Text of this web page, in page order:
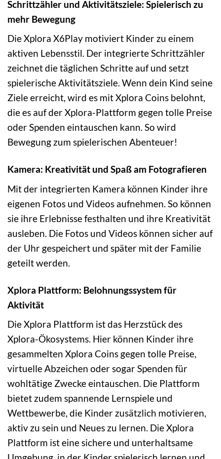
Schrittzähler und Aktivitätsziele: Spielerisch zu
mehr Bewegung
Die Xplora X6Play motiviert Kinder zu einem
aktiven Lebensstil. Der integrierte Schrittzähler
zeichnet die täglichen Schritte auf und setzt
spielerische Aktivitätsziele. Wenn dein Kind seine
Ziele erreicht, wird es mit Xplora Coins belohnt,
die es auf der Xplora-Plattform gegen tolle Preise
oder Spenden eintauschen kann. So wird
Bewegung zum spielerischen Abenteuer!
Kamera: Kreativität und Spaß am Fotografieren
Mit der integrierten Kamera können Kinder ihre
eigenen Fotos und Videos aufnehmen. So können
sie ihre Erlebnisse festhalten und ihre Kreativität
ausleben. Die Fotos und Videos können sicher auf
der Uhr gespeichert und später mit der Familie
geteilt werden.
Xplora Plattform: Belohnungssystem für
Aktivität
Die Xplora Plattform ist das Herzstück des
Xplora-Ökosystems. Hier können Kinder ihre
gesammelten Xplora Coins gegen tolle Preise,
virtuelle Abzeichen oder sogar Spenden für
wohltätige Zwecke eintauschen. Die Plattform
bietet zudem spannende Lernspiele und
Wettbewerbe, die Kinder zusätzlich motivieren,
aktiv zu sein und Neues zu lernen. Die Xplora
Plattform ist eine sichere und unterhaltsame